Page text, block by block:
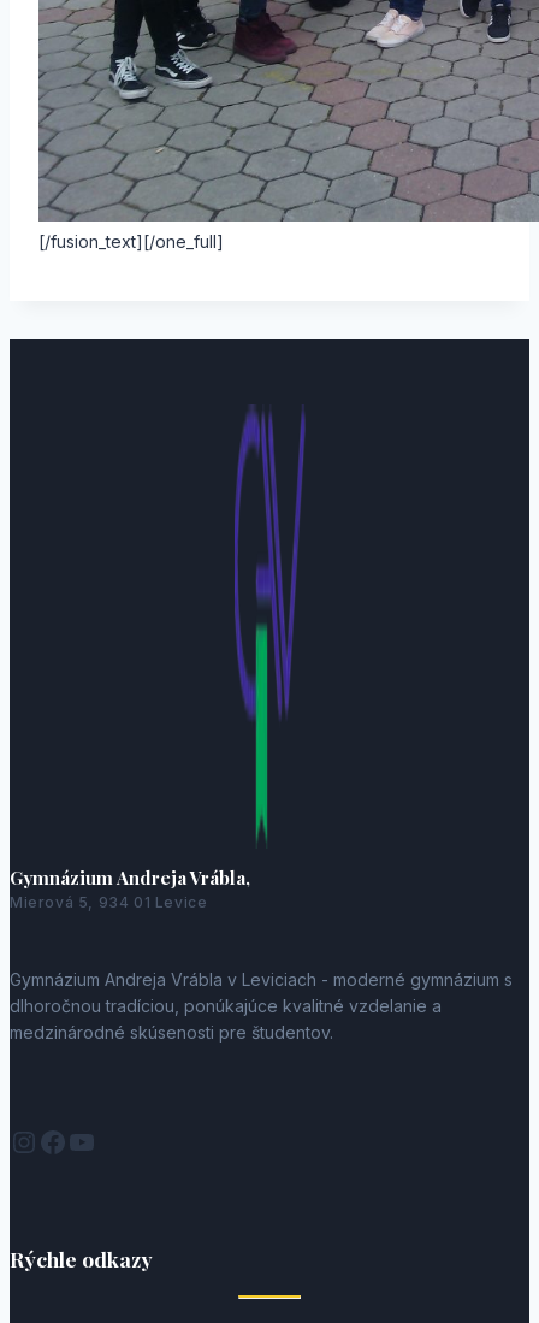
[/fusion_text][/one_full]
Gymnázium Andreja Vrábla,
Mierová 5, 934 01 Levice
Gymnázium Andreja Vrábla v Leviciach - moderné gymnázium s
dlhoročnou tradíciou, ponúkajúce kvalitné vzdelanie a
medzinárodné skúsenosti pre študentov.
Instagram
Facebook
YouTube
Rýchle odkazy